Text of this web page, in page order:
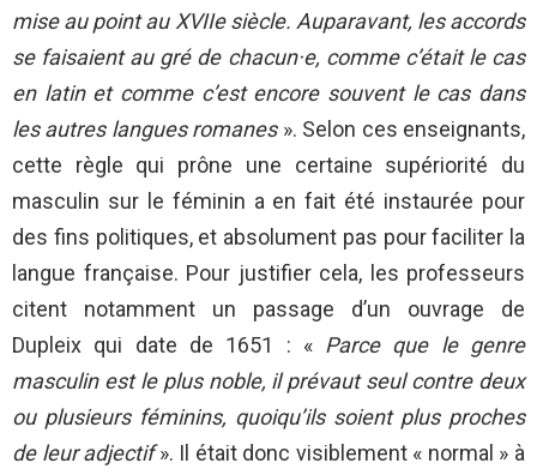
mise au point au XVIIe siècle. Auparavant, les accords
se faisaient au gré de chacun·e, comme c’était le cas
en latin et comme c’est encore souvent le cas dans
les autres langues romanes». Selon ces enseignants,
cette règle qui prône une certaine supériorité du
masculin sur le féminin a en fait été instaurée pour
des fins politiques, et absolument pas pour faciliter la
langue française. Pour justifier cela, les professeurs
citent notamment un passage d’un ouvrage de
Dupleix qui date de 1651 : « Parce que le genre
masculin est le plus noble, il prévaut seul contre deux
ou plusieurs féminins, quoiqu’ils soient plus proches
de leur adjectif». Il était donc visiblement « normal » à